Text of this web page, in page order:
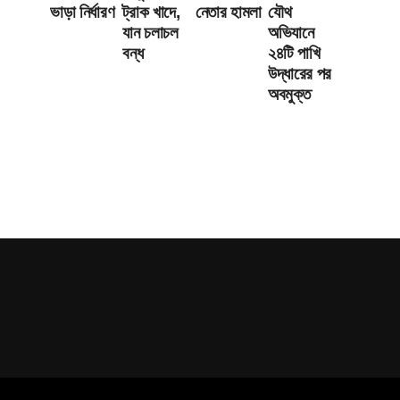
ভাড়া নির্ধারণ ট্রাক খাদে,
যান চলাচল
বন্ধ
নেতার হামলা যৌথ
অভিযানে
২৪টি পাখি
উদ্ধারের পর
অবমুক্ত